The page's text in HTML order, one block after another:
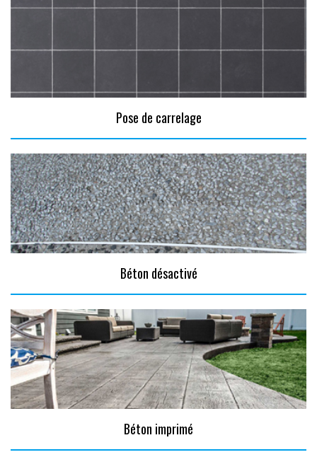
Pose de carrelage
Béton désactivé
Béton imprimé